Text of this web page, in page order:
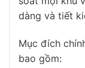
dàng và tiết
Mục đích
bao gồm: